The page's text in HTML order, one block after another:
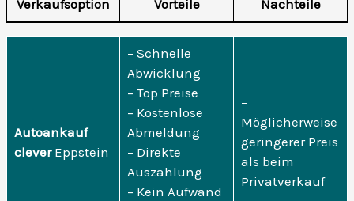
Verkaufsoption Vorteile Nachteile
Autoankauf
cleverEppstein
– Schnelle
Abwicklung
– Top Preise
– Kostenlose
Abmeldung
– Direkte
Auszahlung
– Kein Aufwand
–
Möglicherweise
geringerer Preis
als beim
Privatverkauf